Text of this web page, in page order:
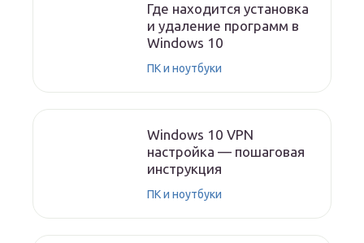
Где находится установка
и удаление программ в
Windows 10
ПК и ноутбуки
Windows 10 VPN
настройка — пошаговая
инструкция
ПК и ноутбуки